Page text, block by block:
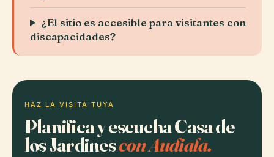
¿El sitio es accesible para visitantes con
discapacidades?
HAZ LA VISITA TUYA
Planifica y escucha Casa de
los Jardinescon Audiala.